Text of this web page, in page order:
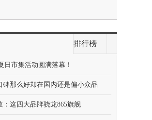
排行榜
日市集活动圆满落幕！
碑那么好却在国内还是偏小众品
：这四大品牌骁龙865旗舰